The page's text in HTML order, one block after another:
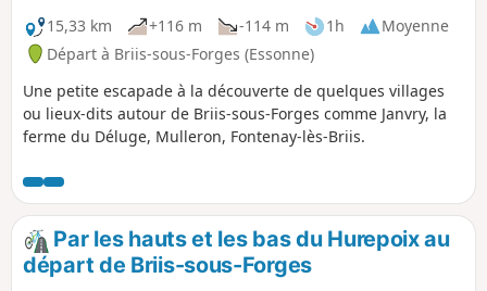
15,33 km
+116 m -114 m 1h
Moyenne
Départ à Briis-sous-Forges (Essonne)
Une petite escapade à la découverte de quelques villages
ou lieux-dits autour de Briis-sous-Forges comme Janvry, la
ferme du Déluge, Mulleron, Fontenay-lès-Briis.
Par les hauts et les bas du Hurepoix au
départ de Briis-sous-Forges